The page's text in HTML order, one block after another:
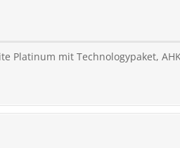
Platinum mit Technologypaket,